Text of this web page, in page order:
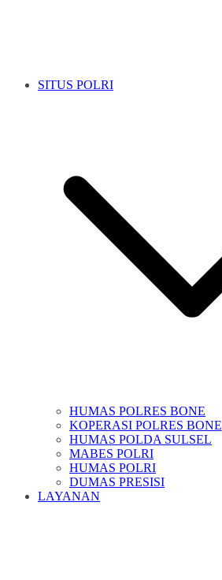
SITUS POLRI
HUMAS POLRES BONE
KOPERASI POLRES BONE
HUMAS POLDA SULSEL
MABES POLRI
HUMAS POLRI
DUMAS PRESISI
LAYANAN